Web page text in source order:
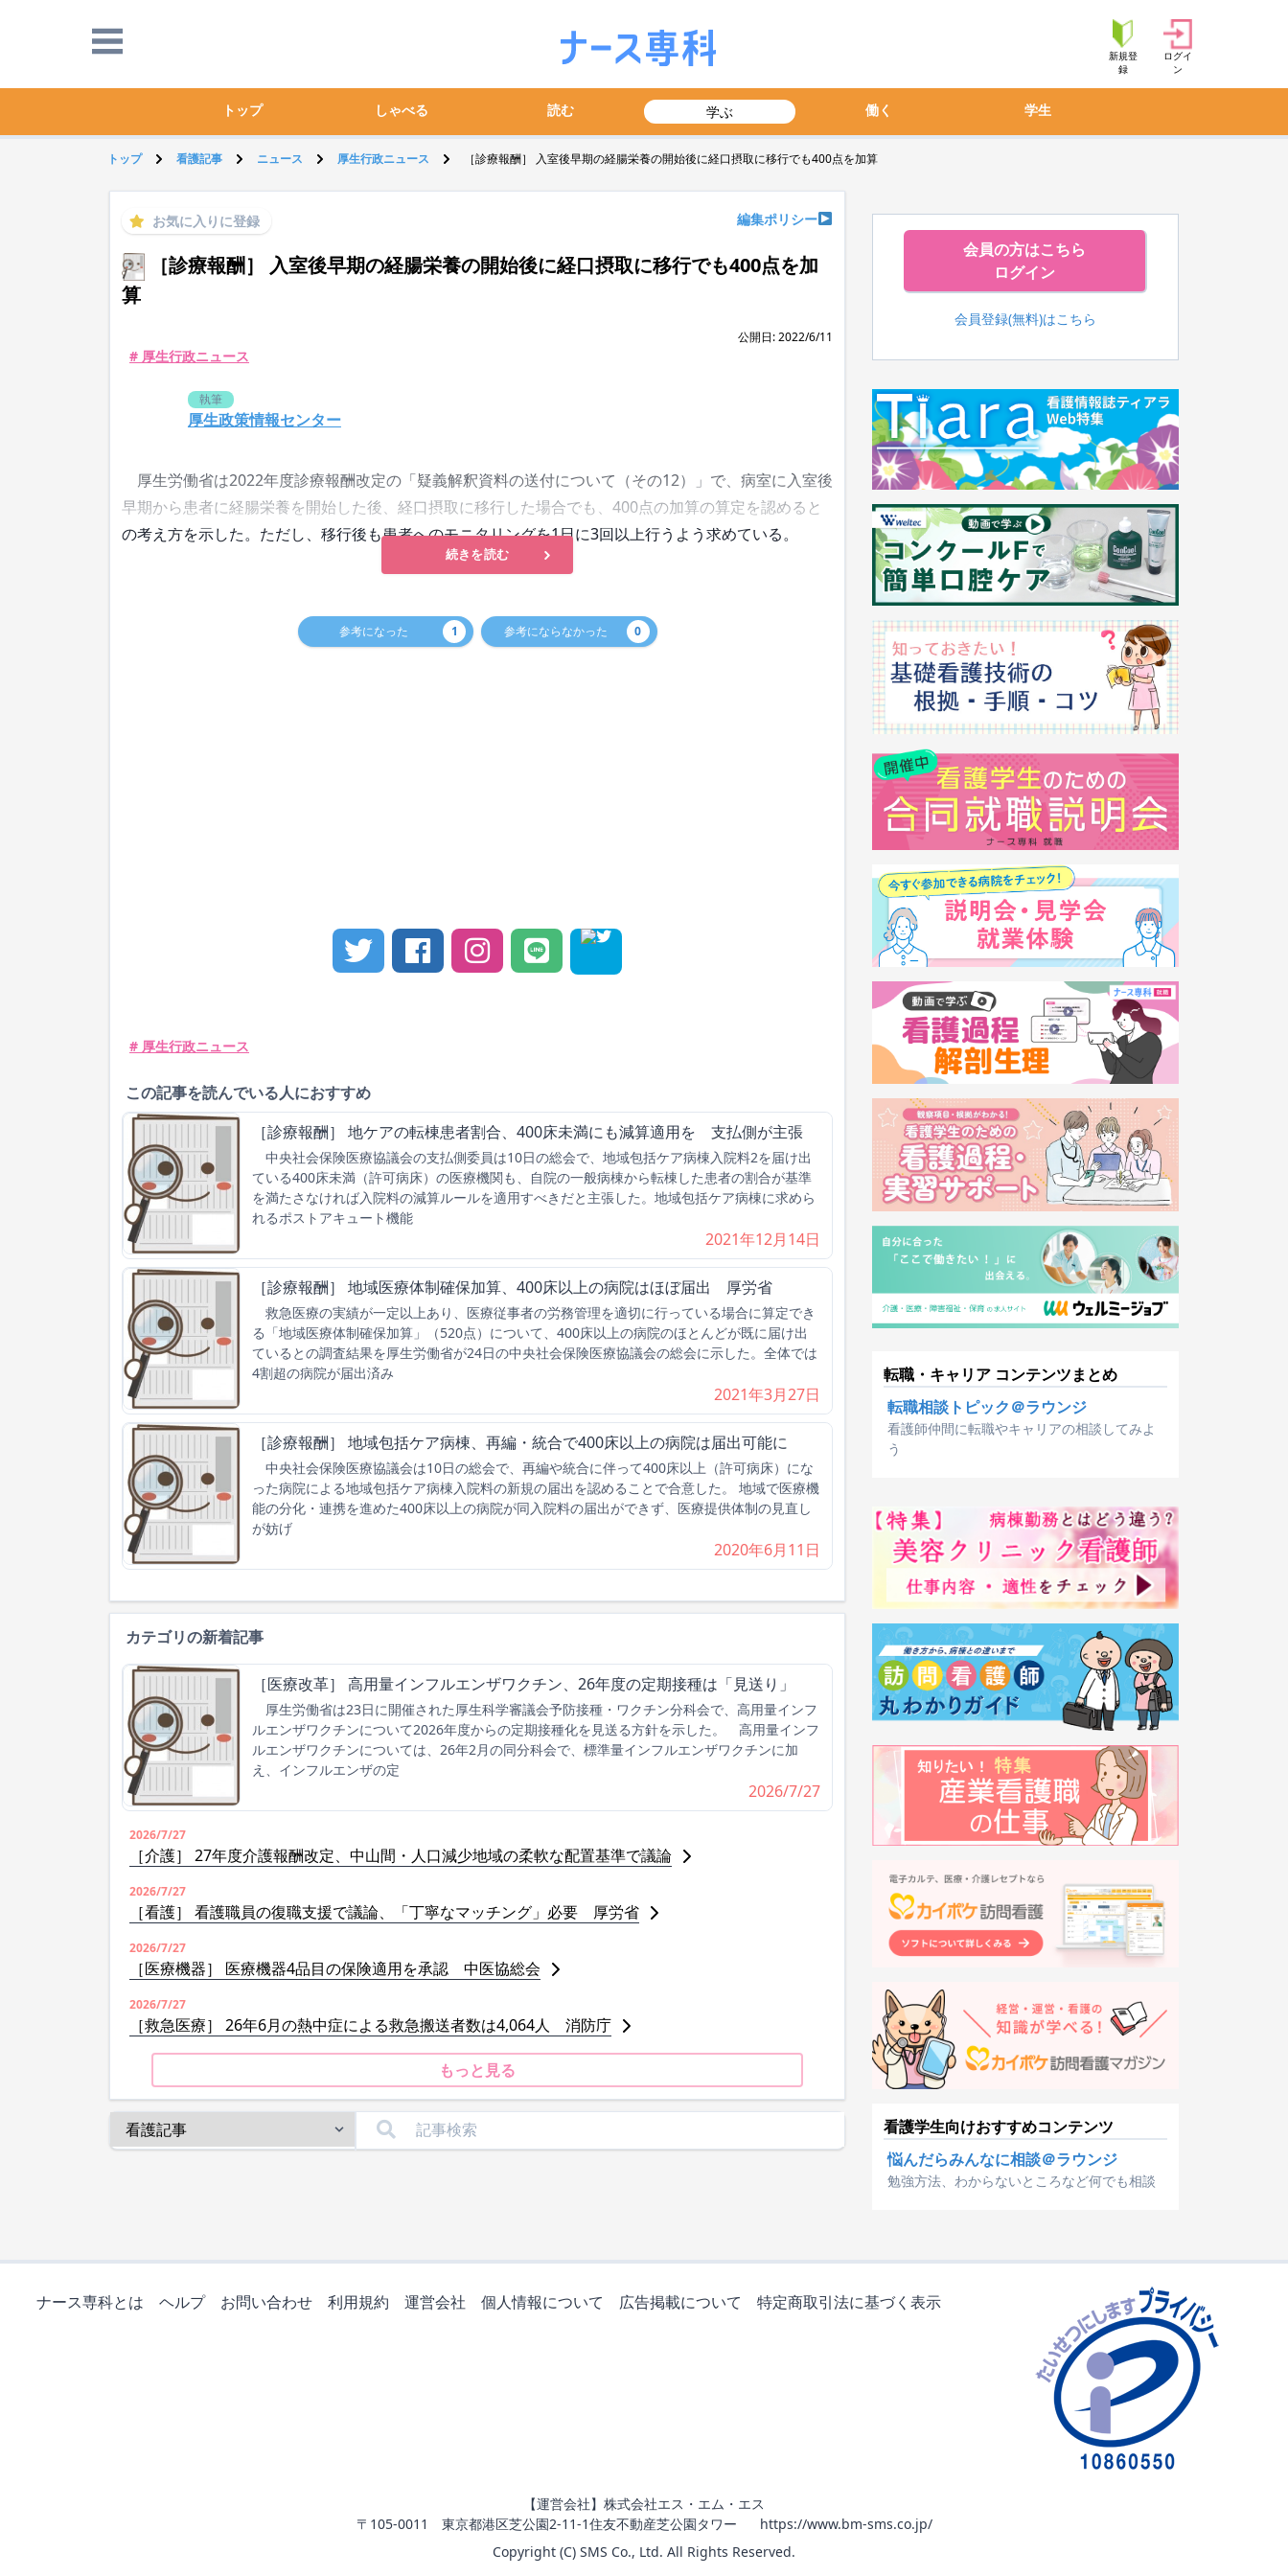
新規登
録
ログイ
ン
トップ しゃべる 読む 学ぶ 働く 学生
トップ 看護記事 ニュース 厚生行政ニュース ［診療報酬］ 入室後早期の経腸栄養の開始後に経口摂取に移行でも400点を加算
お気に入りに登録 編集ポリシー
［診療報酬］ 入室後早期の経腸栄養の開始後に経口摂取に移行でも400点を加
算
公開日: 2022/6/11
# 厚生行政ニュース
執筆
厚生政策情報センター
厚生労働省は2022年度診療報酬改定の「疑義解釈資料の送付について（その12）」で、病室に入室後
早期から患者に経腸栄養を開始した後、経口摂取に移行した場合でも、400点の加算の算定を認めると
の考え方を示した。ただし、移行後も患者へのモニタリングを1日に3回以上行うよう求めている。
続きを読む
参考になった 1 参考にならなかった 0
# 厚生行政ニュース
この記事を読んでいる人におすすめ
［診療報酬］ 地ケアの転棟患者割合、400床未満にも減算適用を 支払側が主張
中央社会保険医療協議会の支払側委員は10日の総会で、地域包括ケア病棟入院料2を届け出
ている400床未満（許可病床）の医療機関も、自院の一般病棟から転棟した患者の割合が基準
を満たさなければ入院料の減算ルールを適用すべきだと主張した。地域包括ケア病棟に求めら
れるポストアキュート機能
2021年12月14日
［診療報酬］ 地域医療体制確保加算、400床以上の病院はほぼ届出 厚労省
救急医療の実績が一定以上あり、医療従事者の労務管理を適切に行っている場合に算定でき
る「地域医療体制確保加算」（520点）について、400床以上の病院のほとんどが既に届け出
ているとの調査結果を厚生労働省が24日の中央社会保険医療協議会の総会に示した。全体では
4割超の病院が届出済み
2021年3月27日
［診療報酬］ 地域包括ケア病棟、再編・統合で400床以上の病院は届出可能に
中央社会保険医療協議会は10日の総会で、再編や統合に伴って400床以上（許可病床）にな
った病院による地域包括ケア病棟入院料の新規の届出を認めることで合意した。 地域で医療機
能の分化・連携を進めた400床以上の病院が同入院料の届出ができず、医療提供体制の見直し
が妨げ
2020年6月11日
カテゴリの新着記事
［医療改革］ 高用量インフルエンザワクチン、26年度の定期接種は「見送り」
厚生労働省は23日に開催された厚生科学審議会予防接種・ワクチン分科会で、高用量インフ
ルエンザワクチンについて2026年度からの定期接種化を見送る方針を示した。 高用量インフ
ルエンザワクチンについては、26年2月の同分科会で、標準量インフルエンザワクチンに加
え、インフルエンザの定
2026/7/27
2026/7/27
［介護］ 27年度介護報酬改定、中山間・人口減少地域の柔軟な配置基準で議論
2026/7/27
［看護］ 看護職員の復職支援で議論、「丁寧なマッチング」必要 厚労省
2026/7/27
［医療機器］ 医療機器4品目の保険適用を承認 中医協総会
2026/7/27
［救急医療］ 26年6月の熱中症による救急搬送者数は4,064人 消防庁
もっと見る
会員の方はこちら
ログイン
会員登録(無料)はこちら
転職・キャリア コンテンツまとめ
転職相談トピック＠ラウンジ
看護師仲間に転職やキャリアの相談してみよ
う
看護学生向けおすすめコンテンツ
悩んだらみんなに相談＠ラウンジ
勉強方法、わからないところなど何でも相談
ナース専科とは ヘルプ お問い合わせ 利用規約 運営会社 個人情報について 広告掲載について 特定商取引法に基づく表示
【運営会社】株式会社エス・エム・エス
〒105-0011 東京都港区芝公園2-11-1住友不動産芝公園タワー
https://www.bm-sms.co.jp/
Copyright (C) SMS Co., Ltd. All Rights Reserved.